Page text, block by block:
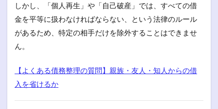
しかし、「個人再生」や「自己破産」では、すべての借
金を平等に扱わなければならない、という法律のルール
があるため、特定の相手だけを除外することはできませ
ん。
【よくある債務整理の質問】親族・友人・知人からの借
入を省けるか